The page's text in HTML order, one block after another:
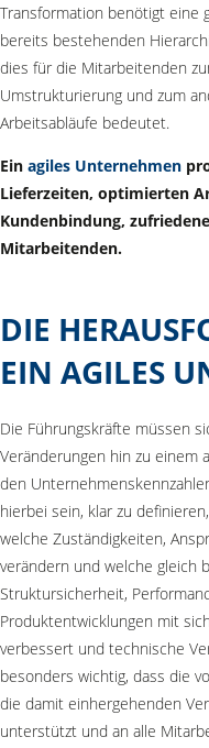
Transformation benötigt eine
bereits bestehenden
dies für die Mitarbeitenden
Umstrukturierung und zum
Arbeitsabläufe bedeutet.
Ein agiles Unternehmen
Lieferzeiten, optimierten
Kundenbindung,
Mitarbeitenden.
DIE
EIN AGILES
Die Führungskräfte müssen
Veränderungen hin zu einem
den
hierbei sein, klar zu
welche Zuständigkeiten,
verändern und welche gleich
Struktursicherheit,
Produktentwicklungen mit
verbessert und technische
besonders wichtig, dass die
die damit einhergehenden
unterstützt und an alle